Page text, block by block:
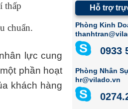
thấp
chuẩn.
lực cung
phần hoạt
khách hàng
Hỗ trợ
Phòng Kinh
0933
Phòng Nhân
hr@vilado.vn